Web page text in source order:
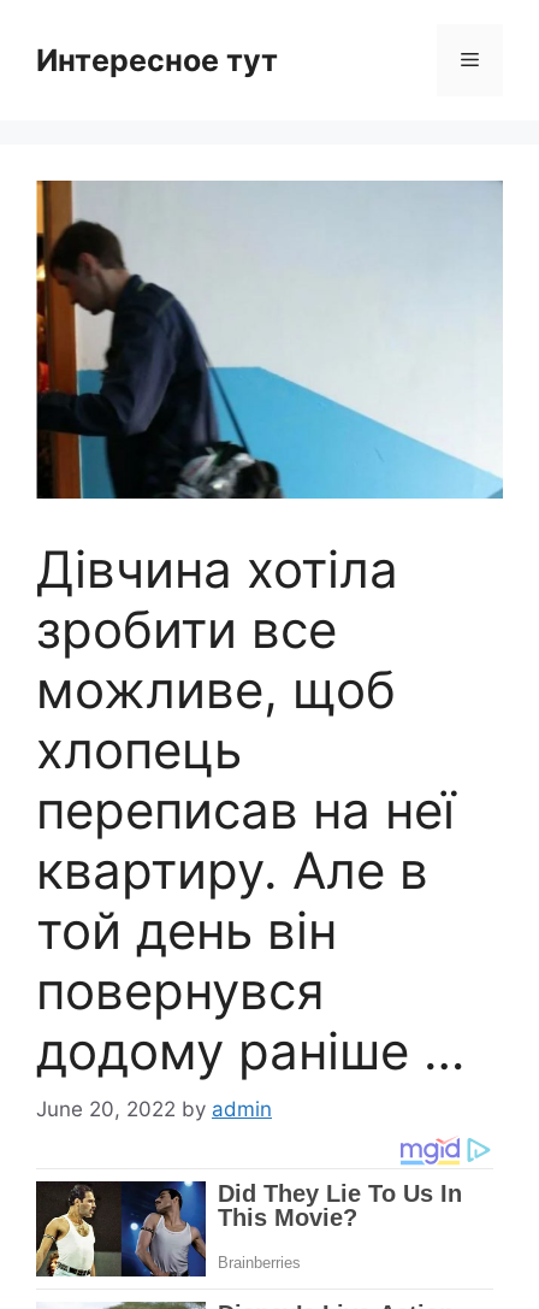
contentИнтересное тут Menu
Дівчина хотіла
зробити все
можливе, щоб
хлопець
переписав на неї
квартиру. Але в
той день він
повернувся
додому раніше …
June 20, 2022 by admin